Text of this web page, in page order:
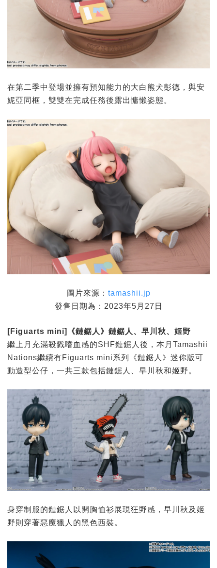
在第二季中登場並擁有預知能力的大白熊犬彭德，與安
妮亞同框，雙雙在完成任務後露出慵懶姿態。
圖片來源： tamashii.jp
發售日期為：2023年5月27日
[Figuarts mini]
《鏈鋸人》鏈鋸人、早川秋、姬野
繼上月充滿殺戮嗜血感的SHF鏈鋸人後，本月Tamashii
Nations繼續有Figuarts mini系列《鏈鋸人》迷你版可
動造型公仔，一共三款包括鏈鋸人、早川秋和姬野。
身穿制服的鏈鋸人以開胸恤衫展現狂野感，早川秋及姬
野則穿著惡魔獵人的黑色西裝。